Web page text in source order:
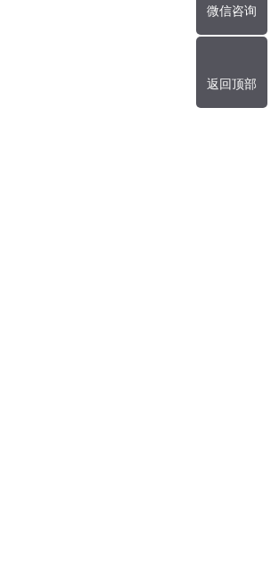
微信咨询
返回顶部